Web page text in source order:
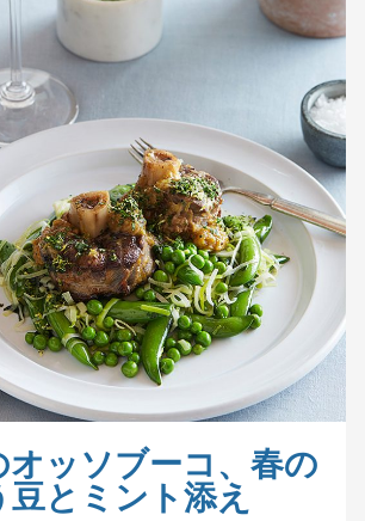
オッソブーコ、春の
とミント添え